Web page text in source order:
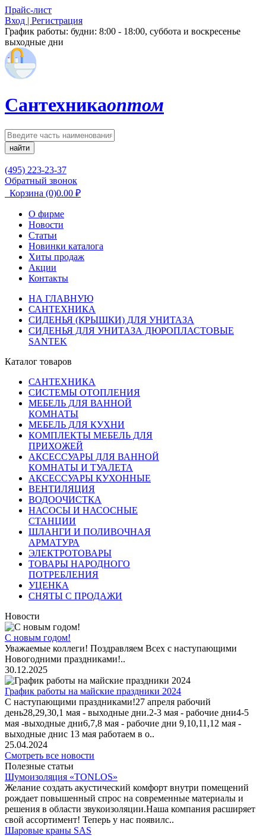
Прайс-лист
Вход | Регистрация
График работы: будни: 8:00 - 18:00, суббота и воскресенье
выходные дни
Сантехникаоптом
найти
(495) 223-23-37
Обратный звонок
Корзина (0)0.00 ₽
О фирме
Новости
Статьи
Новинки каталога
Хиты продаж
Акции
Контакты
НА ГЛАВНУЮ
САНТЕХНИКА
СИДЕНЬЯ (КРЫШКИ) ДЛЯ УНИТАЗА
СИДЕНЬЯ ДЛЯ УНИТАЗА ДЮРОПЛАСТОВЫЕ
SANTEK
Каталог товаров
САНТЕХНИКА
СИСТЕМЫ ОТОПЛЕНИЯ
МЕБЕЛЬ ДЛЯ ВАННОЙ
КОМНАТЫ
МЕБЕЛЬ ДЛЯ КУХНИ
КОМПЛЕКТЫ МЕБЕЛЬ ДЛЯ
ПРИХОЖЕЙ
АКСЕССУАРЫ ДЛЯ ВАННОЙ
КОМНАТЫ И ТУАЛЕТА
АКСЕССУАРЫ КУХОННЫЕ
ВЕНТИЛЯЦИЯ
ВОДООЧИСТКА
НАСОСЫ И НАСОСНЫЕ
СТАНЦИИ
ШЛАНГИ И ПОЛИВОЧНАЯ
АРМАТУРА
ЭЛЕКТРОТОВАРЫ
ТОВАРЫ НАРОДНОГО
ПОТРЕБЛЕНИЯ
УЦЕНКА
СНЯТЫ С ПРОДАЖИ
Новости
С новым годом!
Уважаемые коллеги! Поздравляем Всех с наступающими
Новогодними праздниками!..
30.12.2025
График работы на майские праздники 2024
С наступающими праздниками!27 апреля рабочий
день28,29,30,1 мая - выходные дни.2-3 мая - рабочие дни4-5
мая -выходные дни6,7,8 мая - рабочие дни 9,10,11,12 мая -
выходные днис 13 мая работаем в о..
25.04.2024
Смотреть все новости
Полезные статьи
Шумоизоляция «TONLOS»
Желание создать акустический комфорт внутри помещений
рождает повышенный спрос на современные материалы и
решения в области звукоизоляции.Наша компания расширяет
свой ассортимент! Теперь у нас появилс..
Шаровые краны SAS